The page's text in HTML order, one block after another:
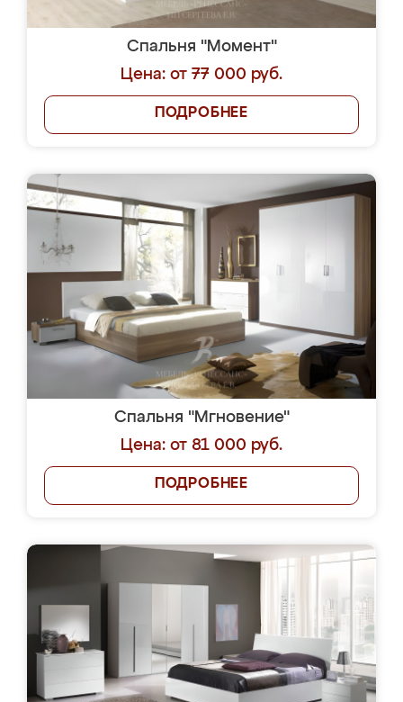
Спальня "Момент"
Цена: от 77 000 руб.
ПОДРОБНЕЕ
Спальня "Мгновение"
Цена: от 81 000 руб.
ПОДРОБНЕЕ